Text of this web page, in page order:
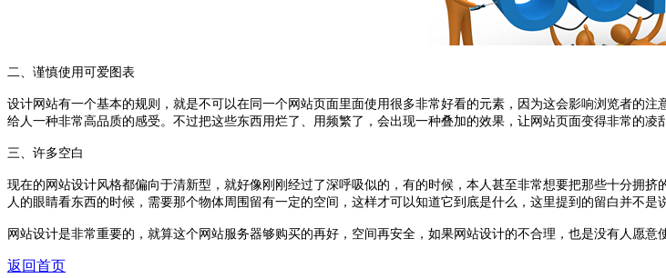
二、谨慎使用可爱图表
设计网站有一个基本的规则，就是不可以在同一个网站页面里面使用很多非常好看的元素，因为这会影响浏览者的
给人一种非常高品质的感受。不过把这些东西用烂了、用频繁了，会出现一种叠加的效果，让网站页面变得非常的凌
三、许多空白
现在的网站设计风格都偏向于清新型，就好像刚刚经过了深呼吸似的，有的时候，本人甚至非常想要把那些十分拥
人的眼睛看东西的时候，需要那个物体周围留有一定的空间，这样才可以知道它到底是什么，这里提到的留白并不
网站设计是非常重要的，就算这个网站服务器够购买的再好，空间再安全，如果网站设计的不合理，也是没有人愿意
返回首页